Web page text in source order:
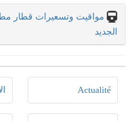
مواقيت وتسعيرات قطار
الجديد
Actualité